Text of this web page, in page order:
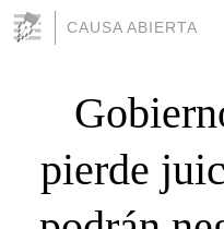
CAUSA ABIERTA
pierde